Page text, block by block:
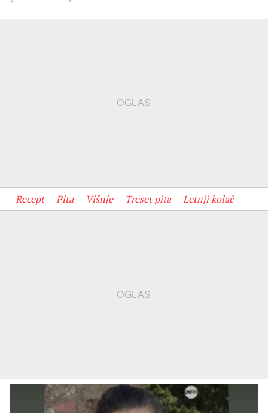
Recept Pita Višnje Treset pita Letnji kolač